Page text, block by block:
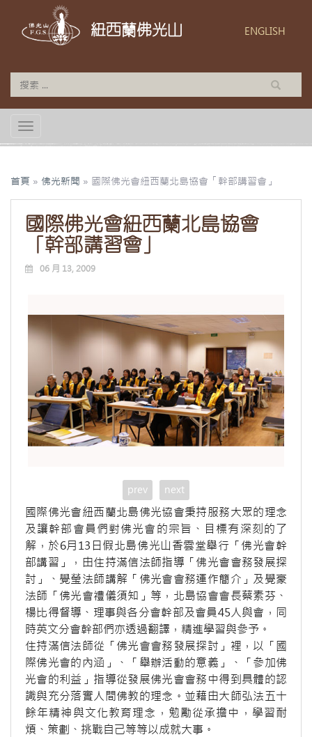
紐西蘭佛光山 ENGLISH
TOGGLE NAVIGATION
首頁 » 佛光新聞 » 國際佛光會紐西蘭北島協會「幹部講習會」
國際佛光會紐西蘭北島協會
「幹部講習會」
06 月 13, 2009
prev next
國際佛光會紐西蘭北島佛光協會秉持服務大眾的理念
及讓幹部會員們對佛光會的宗旨、目標有深刻的了
解，於6月13日假北島佛光山香雲堂舉行「佛光會幹
部講習」，由住持滿信法師指導「佛光會會務發展探
討」、覺瑩法師講解「佛光會會務運作簡介」及覺豪
法師「佛光會禮儀須知」等，北島協會會長蔡素芬、
楊比得督導、理事與各分會幹部及會員45人與會，同
時英文分會幹部們亦透過翻譯，精進學習與參予。
住持滿信法師從「佛光會會務發展探討」裡，以「國
際佛光會的內涵」、「舉辦活動的意義」、「參加佛
光會的利益」指導從發展佛光會會務中得到具體的認
識與充分落實人間佛教的理念。並藉由大師弘法五十
餘年精神與文化教育理念，勉勵從承擔中，學習耐
煩、策劃、挑戰自己等等以成就大事。